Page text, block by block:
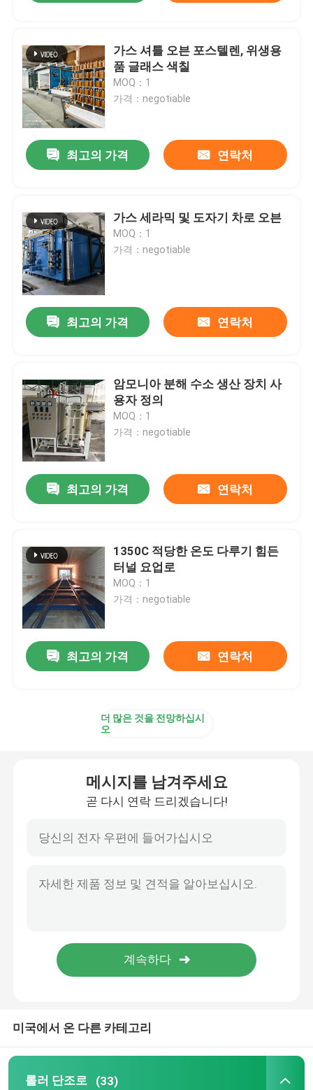
우리에 대하여
가스 셔틀 오븐 포스텔렌, 위생용
품 글래스 색칠
MOQ：1
가격：negotiable
최고의 가격 연락처
가스 세라믹 및 도자기 차로 오븐
MOQ：1
가격：negotiable
최고의 가격 연락처
암모니아 분해 수소 생산 장치 사
용자 정의
MOQ：1
가격：negotiable
최고의 가격 연락처
1350C 적당한 온도 다루기 힘든
터널 요업로
MOQ：1
가격：negotiable
최고의 가격 연락처
더 많은 것을 전망하십시
오
메시지를 남겨주세요
곧 다시 연락 드리겠습니다!
미국에서 온 다른 카테고리
롤러 단조로 (33)